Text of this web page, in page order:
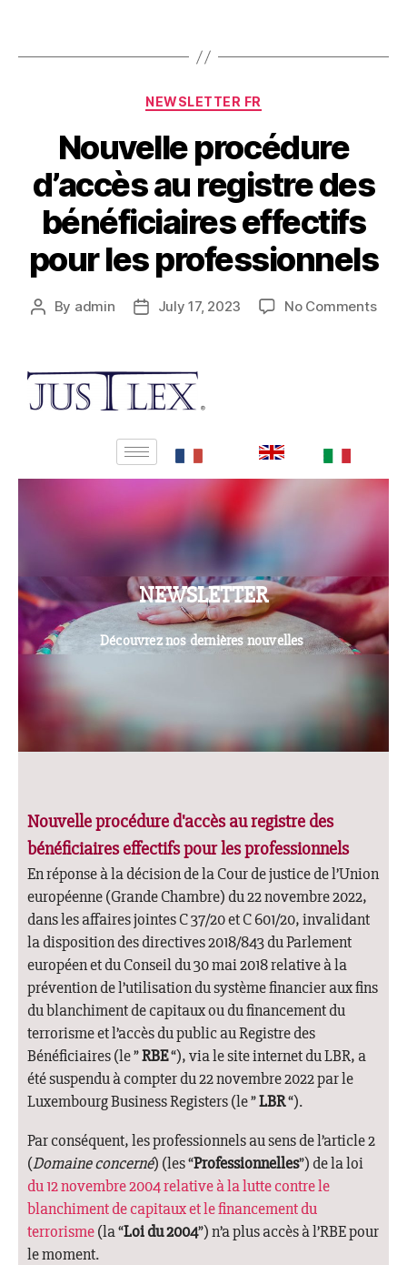
NEWSLETTER FR
Nouvelle procédure
d’accès au registre des
bénéficiaires effectifs
pour les professionnels
By admin July 17, 2023 No Comments
NEWSLETTER
Découvrez nos dernières nouvelles
Nouvelle procédure d'accès au registre des
bénéficiaires effectifs pour les professionnels
En réponse à la décision de la Cour de justice de l’Union
européenne (Grande Chambre) du 22 novembre 2022,
dans les affaires jointes C 37/20 et C 601/20, invalidant
la disposition des directives 2018/843 du Parlement
européen et du Conseil du 30 mai 2018 relative à la
prévention de l’utilisation du système financier aux fins
du blanchiment de capitaux ou du financement du
terrorisme et l’accès du public au Registre des
Bénéficiaires (le ”RBE“), via le site internet du LBR, a
été suspendu à compter du 22 novembre 2022 par le
Luxembourg Business Registers (le ”LBR“).
Par conséquent, les professionnels au sens de l’article 2
(Domaine concerné) (les “Professionnelles”) de la loi
du 12 novembre 2004 relative à la lutte contre le
blanchiment de capitaux et le financement du
terrorisme(la “Loi du 2004”) n’a plus accès à l’RBE pour
le moment.